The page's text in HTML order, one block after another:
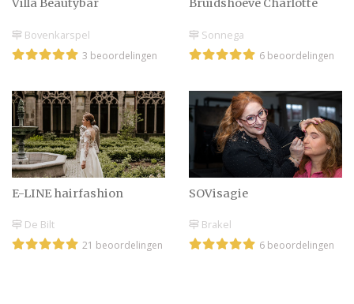
Villa Beautybar
Bovenkarspel
3 beoordelingen
Bruidshoeve Charlotte
Sonnega
6 beoordelingen
E-LINE hairfashion
De Bilt
21 beoordelingen
SOVisagie
Brakel
6 beoordelingen